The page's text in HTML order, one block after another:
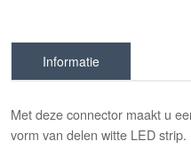
Informatie
Met deze connector maakt u
vorm van delen witte LED strip.